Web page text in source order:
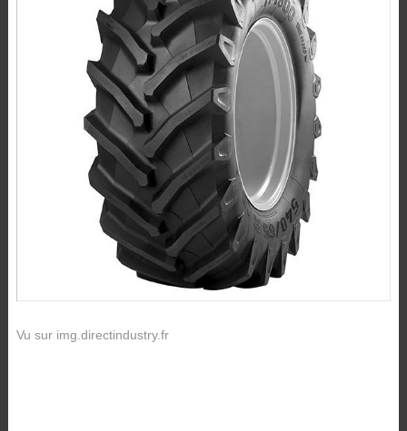
Vu sur img.directindustry.fr